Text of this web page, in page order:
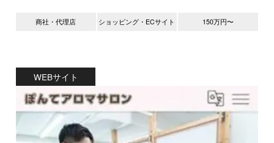
商社・代理店 ショッピング・ECサイト 150万円〜
WEBサイト